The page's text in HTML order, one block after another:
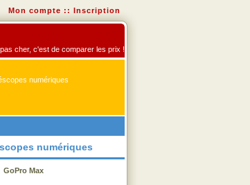
Mon compte :: Inscription
cher, c'est de comparer les prix !
numériques
numériques
GoPro Max